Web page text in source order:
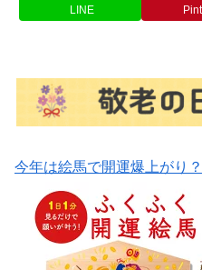
LINE
今年は絵馬で開運爆上がり？